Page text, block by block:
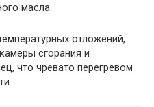
масла.
отложений,
сгорания и
что чревато перегревом